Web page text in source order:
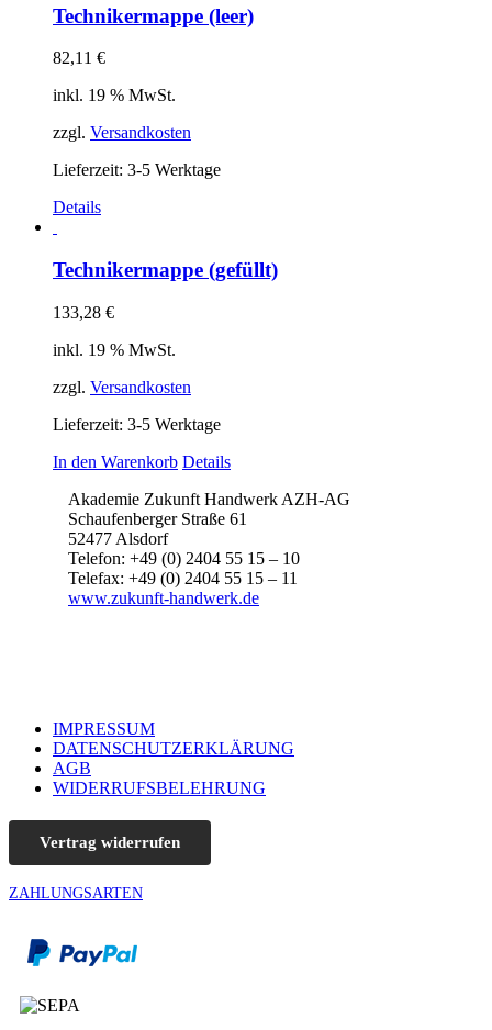
Technikermappe (leer)
82,11 €
inkl. 19 % MwSt.
zzgl. Versandkosten
Lieferzeit: 3-5 Werktage
Details
Technikermappe (gefüllt)
133,28 €
inkl. 19 % MwSt.
zzgl. Versandkosten
Lieferzeit: 3-5 Werktage
In den Warenkorb Details
Akademie Zukunft Handwerk AZH-AG
Schaufenberger Straße 61
52477 Alsdorf
Telefon: +49 (0) 2404 55 15 – 10
Telefax: +49 (0) 2404 55 15 – 11
www.zukunft-handwerk.de
IMPRESSUM
DATENSCHUTZERKLÄRUNG
AGB
WIDERRUFSBELEHRUNG
Vertrag widerrufen
ZAHLUNGSARTEN